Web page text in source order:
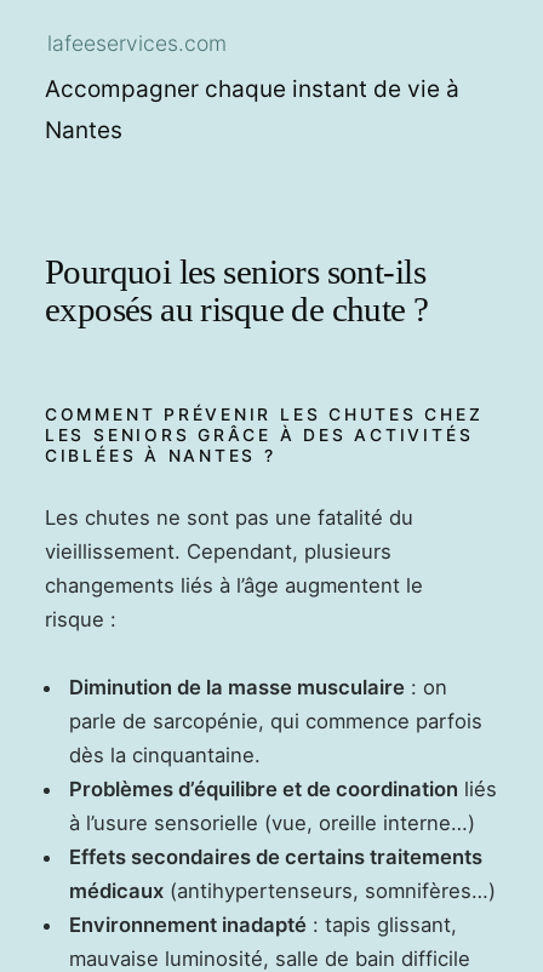
lafeeservices.com
Accompagner chaque instant de vie à
Nantes
Pourquoi les seniors sont-ils
exposés au risque de chute ?
COMMENT PRÉVENIR LES CHUTES CHEZ
LES SENIORS GRÂCE À DES ACTIVITÉS
CIBLÉES À NANTES ?
Les chutes ne sont pas une fatalité du
vieillissement. Cependant, plusieurs
changements liés à l’âge augmentent le
risque :
Diminution de la masse musculaire: on
parle de sarcopénie, qui commence parfois
dès la cinquantaine.
Problèmes d’équilibre et de coordination liés
à l’usure sensorielle (vue, oreille interne…)
Effets secondaires de certains traitements
médicaux(antihypertenseurs, somnifères…)
Environnement inadapté: tapis glissant,
mauvaise luminosité, salle de bain difficile